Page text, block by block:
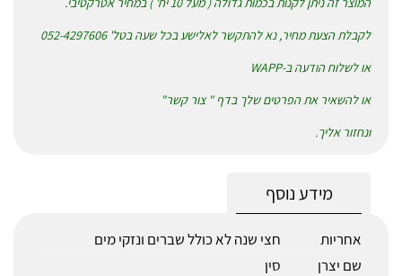
לקבלת הצעת מחיר, נא להתקשר לאלישע בכל שעה בטל' 052-4297606
או לשלוח הודעה ב-WAPP
או להשאיר את הפרטים שלך בדף " צור קשר"
ונחזור אליך.
מידע נוסף
אחריות
חצי שנה לא כולל שברים ונזקי מים
שם יצרן
סין